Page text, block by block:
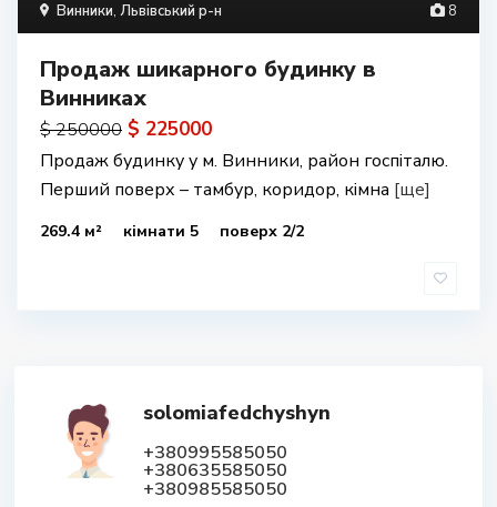
8
Винники, Львівський р-н
Продаж шикарного будинку в
Винниках
$ 250000 $ 225000
Продаж будинку у м. Винники, район госпіталю.
Перший поверх – тамбур, коридор, кімна [ще]
269.4 м² кімнати 5 поверх 2/2
solomiafedchyshyn
+380995585050
+380635585050
+380985585050